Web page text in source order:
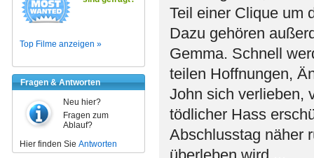
Top Filme anzeigen »
Fragen & Antworten
Neu hier?
Fragen zum
Ablauf?
Hier finden Sie Antworten
Teil einer Clique um
Dazu gehören
Gemma. Schnell
teilen Hoffnungen,
John sich verlieben,
tödlicher Hass
Abschlusstag näher